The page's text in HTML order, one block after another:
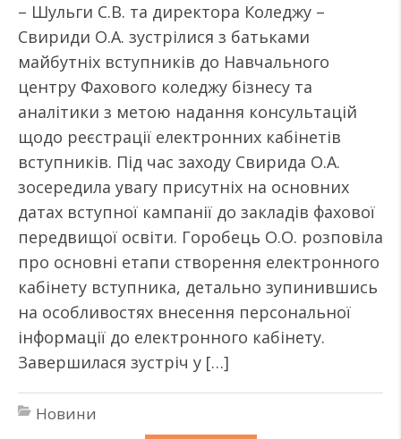
– Шульги С.В. та директора Коледжу –
Свириди О.А. зустрілися з батьками
майбутніх вступників до Навчального
центру Фахового коледжу бізнесу та
аналітики з метою надання консультацій
щодо реєстрації електронних кабінетів
вступників. Під час заходу Свирида О.А.
зосередила увагу присутніх на основних
датах вступної кампанії до закладів фахової
передвищої освіти. Горобець О.О. розповіла
про основні етапи створення електронного
кабінету вступника, детально зупинившись
на особливостях внесення персональної
інформації до електронного кабінету.
Завершилася зустріч у […]
Новини